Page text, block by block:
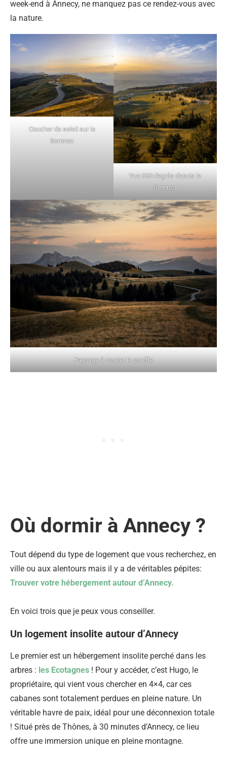
week-end à Annecy, ne manquez pas ce rendez-vous avec
la nature.
Coucher de soleil sur le
Semnoz
Vue 360 degrés depuis le
Semnoz
Paysage à couper le souffle
Où dormir à Annecy ?
Tout dépend du type de logement que vous recherchez, en
ville ou aux alentours mais il y a de véritables pépites:
Trouver votre hébergement autour d’Annecy.
En voici trois que je peux vous conseiller.
Un logement insolite autour d’Annecy
Le premier est un hébergement insolite perché dans les
arbres : les Ecotagnes ! Pour y accéder, c’est Hugo, le
propriétaire, qui vient vous chercher en 4×4, car ces
cabanes sont totalement perdues en pleine nature. Un
véritable havre de paix, idéal pour une déconnexion totale
! Situé près de Thônes, à 30 minutes d’Annecy, ce lieu
offre une immersion unique en pleine montagne.